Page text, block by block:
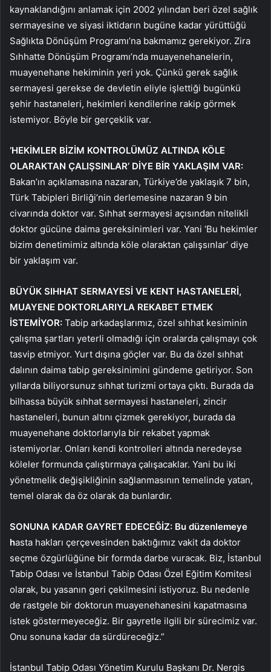
kaynaklandığını anlamak için 2002 yılından beri özel sağlık
sermayesine ve siyasi iktidarın bugüne kadar yürüttüğü
Sağlıkta Dönüşüm Programı’na bakmamız gerekiyor. Zira
Sıhhatte Dönüşüm Programı’nda muayenehanelerin,
muayenehane hekiminin yeri yok. Çünkü gerek sağlık
sermayesi gerekse de devletin eliyle işlettiği bugünkü
şehir hastaneleri, hekimleri kendilerine rakip görmek
istemiyor. Böyle bir gerçeklik var.
‘HEKİMLER BİZİM KONTROLÜMÜZ ALTINDA KÖLE
OLARAKTAN ÇALIŞSINLAR’ DİYE BİR YAKLAŞIM VAR:
Bakan’ın açıklamasına nazaran, Türkiye’de yaklaşık 7 bin,
Türk Tabipleri Birliği’nin derlemesine nazaran 9 bin
civarında doktor var. Sıhhat sermayesi açısından nitelikli
doktor gücüne daima gereksinimleri var. Yani ‘Bu hekimler
bizim denetimimiz altında köle olaraktan çalışsınlar’ diye
bir yaklaşım var.
BÜYÜK SIHHAT SERMAYESİ VE KENT HASTANELERİ,
MUAYENE DOKTORLARIYLA REKABET ETMEK
İSTEMİYOR: Tabip arkadaşlarımız, özel sıhhat kesiminin
çalışma şartları yeterli olmadığı için oralarda çalışmayı çok
tasvip etmiyor. Yurt dışına göçler var. Bu da özel sıhhat
dalının daima tabip gereksinimini gündeme getiriyor. Son
yıllarda biliyorsunuz sıhhat turizmi ortaya çıktı. Burada da
bilhassa büyük sıhhat sermayesi hastaneleri, zincir
hastaneleri, bunun altını çizmek gerekiyor, burada da
muayenehane doktorlarıyla bir rekabet yapmak
istemiyorlar. Onları kendi kontrolleri altında neredeyse
köleler formunda çalıştırmaya çalışacaklar. Yani bu iki
yönetmelik değişikliğinin sağlanmasının temelinde yatan,
temel olarak da öz olarak da bunlardır.
SONUNA KADAR GAYRET EDECEĞİZ: Bu düzenlemeye
hasta hakları çerçevesinden baktığımız vakit da doktor
seçme özgürlüğüne bir formda darbe vuracak. Biz, İstanbul
Tabip Odası ve İstanbul Tabip Odası Özel Eğitim Komitesi
olarak, bu yasanın geri çekilmesini istiyoruz. Bu nedenle
de rastgele bir doktorun muayenehanesini kapatmasına
istek göstermeyeceğiz. Bir gayretle ilgili bir sürecimiz var.
Onu sonuna kadar da sürdüreceğiz.”
İstanbul Tabip Odası Yönetim Kurulu Başkanı Dr. Nergis